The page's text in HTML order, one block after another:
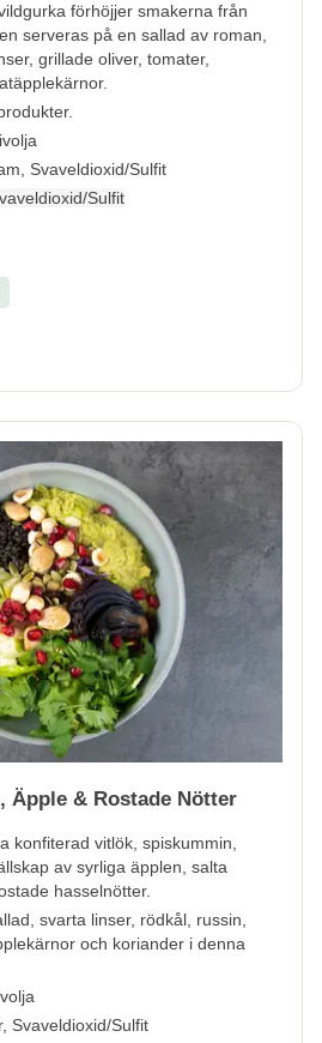
förhöjjer smakerna från
serveras på en sallad av roman,
grillade oliver, tomater,
Svaveldioxid/Sulfit
Sulfit
Äpple & Rostade Nötter
konfiterad vitlök, spiskummin,
av syrliga äpplen, salta
hasselnötter.
svarta linser, rödkål, russin,
och koriander i denna
Svaveldioxid/Sulfit